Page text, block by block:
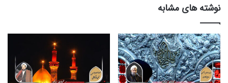
ن
ه
ت
ا
ک
ر
ب
ه
ا
ل
س
ل
ا
م
نوشته های مشابه